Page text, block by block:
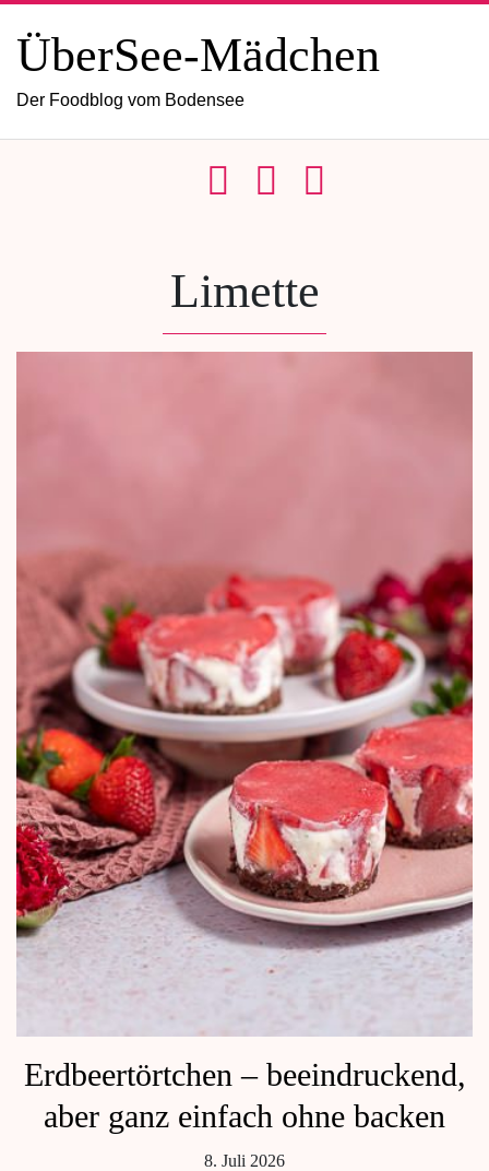
ÜberSee-Mädchen
Der Foodblog vom Bodensee
Limette
Erdbeertörtchen – beeindruckend,
aber ganz einfach ohne backen
8. Juli 2026